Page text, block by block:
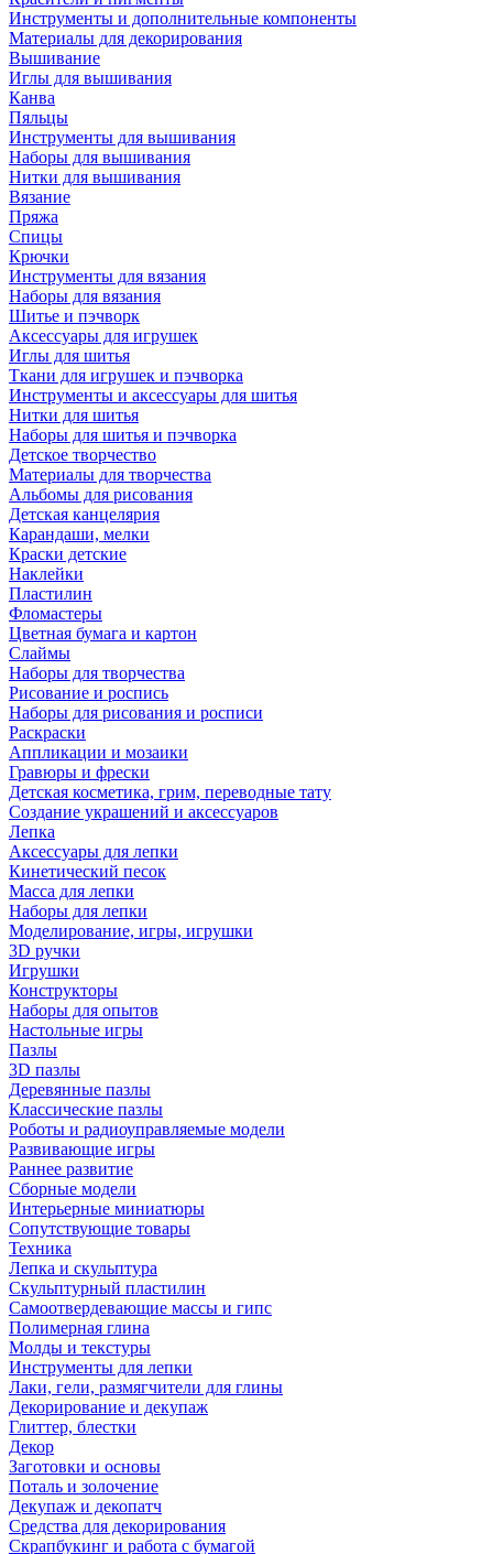
Инструменты и дополнительные компоненты
Материалы для декорирования
Вышивание
Иглы для вышивания
Канва
Пяльцы
Инструменты для вышивания
Наборы для вышивания
Нитки для вышивания
Вязание
Пряжа
Спицы
Крючки
Инструменты для вязания
Наборы для вязания
Шитье и пэчворк
Аксессуары для игрушек
Иглы для шитья
Ткани для игрушек и пэчворка
Инструменты и аксессуары для шитья
Нитки для шитья
Наборы для шитья и пэчворка
Детское творчество
Материалы для творчества
Альбомы для рисования
Детская канцелярия
Карандаши, мелки
Краски детские
Наклейки
Пластилин
Фломастеры
Цветная бумага и картон
Слаймы
Наборы для творчества
Рисование и роспись
Наборы для рисования и росписи
Раскраски
Аппликации и мозаики
Гравюры и фрески
Детская косметика, грим, переводные тату
Создание украшений и аксессуаров
Лепка
Аксессуары для лепки
Кинетический песок
Масса для лепки
Наборы для лепки
Моделирование, игры, игрушки
3D ручки
Игрушки
Конструкторы
Наборы для опытов
Настольные игры
Пазлы
3D пазлы
Деревянные пазлы
Классические пазлы
Роботы и радиоуправляемые модели
Развивающие игры
Раннее развитие
Сборные модели
Интерьерные миниатюры
Сопутствующие товары
Техника
Лепка и скульптура
Скульптурный пластилин
Самоотвердевающие массы и гипс
Полимерная глина
Молды и текстуры
Инструменты для лепки
Лаки, гели, размягчители для глины
Декорирование и декупаж
Глиттер, блестки
Декор
Заготовки и основы
Поталь и золочение
Декупаж и декопатч
Средства для декорирования
Скрапбукинг и работа с бумагой